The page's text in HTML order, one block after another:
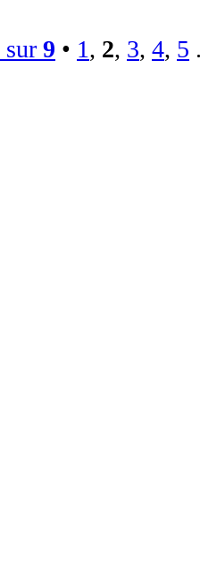
sur 9 • 1, 2, 3, 4, 5